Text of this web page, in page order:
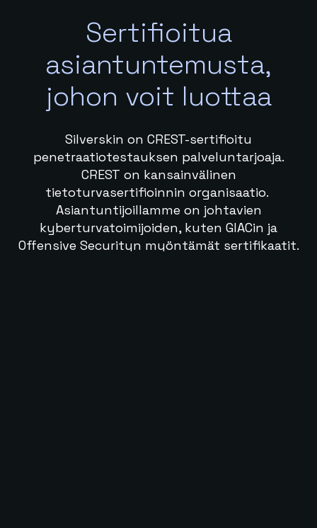
Sertifioitua
asiantuntemusta,
johon voit luottaa
Silverskin on CREST-sertifioitu
penetraatiotestauksen palveluntarjoaja.
CREST on kansainvälinen
tietoturvasertifioinnin organisaatio.
Asiantuntijoillamme on johtavien
kyberturvatoimijoiden, kuten GIACin ja
Offensive Securityn myöntämät sertifikaatit.